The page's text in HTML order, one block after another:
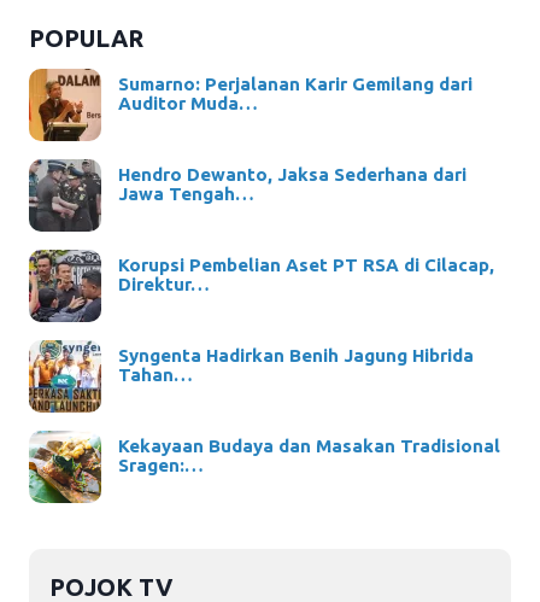
POPULAR
Sumarno: Perjalanan Karir Gemilang dari
Auditor Muda…
Hendro Dewanto, Jaksa Sederhana dari
Jawa Tengah…
Korupsi Pembelian Aset PT RSA di Cilacap,
Direktur…
Syngenta Hadirkan Benih Jagung Hibrida
Tahan…
Kekayaan Budaya dan Masakan Tradisional
Sragen:…
POJOK TV